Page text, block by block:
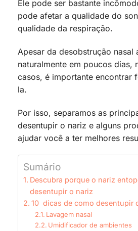
Ele pode ser bastante
pode afetar a qualidade do
qualidade da respiração.
Apesar da desobstrução nasal
naturalmente em poucos dias,
casos, é importante encontrar
la.
Por isso, separamos as
desentupir o nariz e alguns
ajudar você a ter melhores
Sumário
Descubra porque o nariz
desentupir o nariz
10 dicas de como desentupir
Lavagem nasal
Umidificador de ambientes